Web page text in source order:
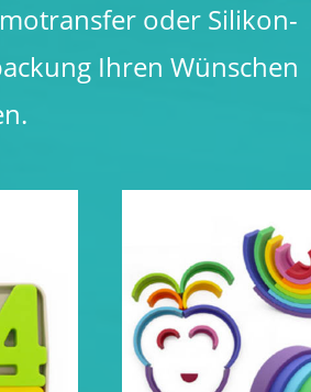
oder Silikon-
Ihren Wünschen